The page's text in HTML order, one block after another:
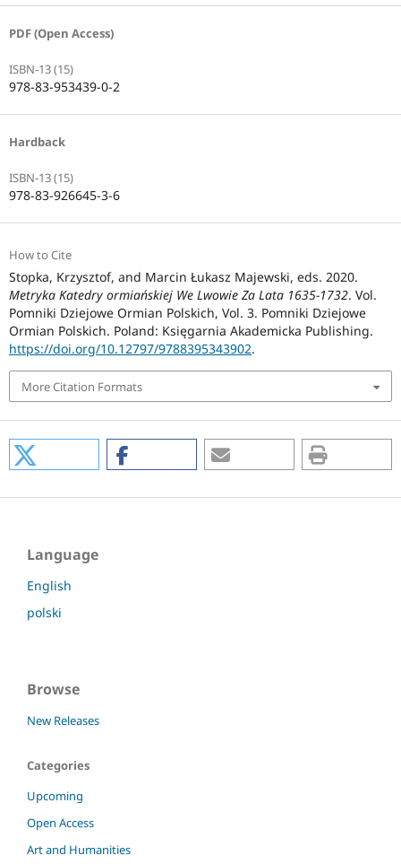
PDF (Open Access)
ISBN-13 (15)
978-83-953439-0-2
Hardback
ISBN-13 (15)
978-83-926645-3-6
How to Cite
Stopka, Krzysztof, and Marcin Łukasz Majewski, eds. 2020.
Metryka Katedry ormiańskiej We Lwowie Za Lata 1635-1732. Vol.
Pomniki Dziejowe Ormian Polskich, Vol. 3. Pomniki Dziejowe
Ormian Polskich. Poland: Księgarnia Akademicka Publishing.
https://doi.org/10.12797/9788395343902.
More Citation Formats
Language
English
polski
Browse
New Releases
Categories
Upcoming
Open Access
Art and Humanities